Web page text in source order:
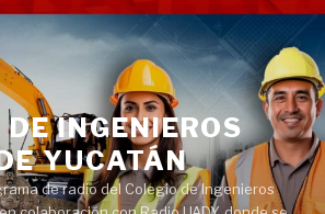
INGENIEROS
YUCATÁN
de radio del Colegio de Ingenieros